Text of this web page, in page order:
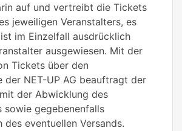
auf und vertreibt die Tickets
jeweiligen Veranstalters, es
im Einzelfall ausdrücklich
ausgewiesen. Mit der
Tickets über den
der NET-UP AG beauftragt der
der Abwicklung des
sowie gegebenenfalls
des eventuellen Versands.